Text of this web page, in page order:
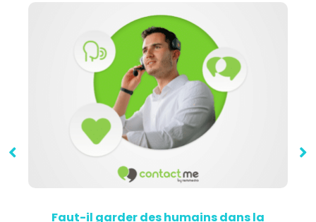
Faut-il garder des humains dans la